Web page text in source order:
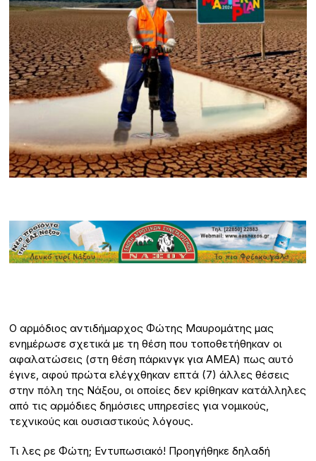
O αρμόδιος αντιδήμαρχος Φώτης Μαυρομάτης μας
ενημέρωσε σχετικά με τη θέση που τοποθετήθηκαν οι
αφαλατώσεις (στη θέση πάρκινγκ για ΑΜΕΑ) πως αυτό
έγινε, αφού πρώτα ελέγχθηκαν επτά (7) άλλες θέσεις
στην πόλη της Νάξου, οι οποίες δεν κρίθηκαν κατάλληλες
από τις αρμόδιες δημόσιες υπηρεσίες για νομικούς,
τεχνικούς και ουσιαστικούς λόγους.
Τι λες ρε Φώτη; Εντυπωσιακό! Προηγήθηκε δηλαδή